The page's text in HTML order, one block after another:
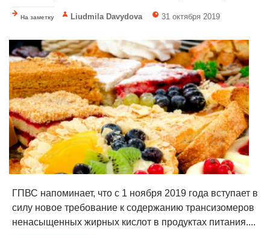
На заметку Liudmila Davydova 31 октября 2019
ГПВС напоминает, что с 1 ноября 2019 года вступает в
силу новое требование к содержанию трансизомеров
ненасыщенных жирных кислот в продуктах питания....